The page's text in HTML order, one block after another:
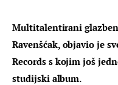
Multitalentirani
Ravenšćak, objavio je
Records s kojim još
studijski album.